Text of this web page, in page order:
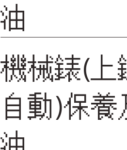
油
機械錶(上
自動)保養